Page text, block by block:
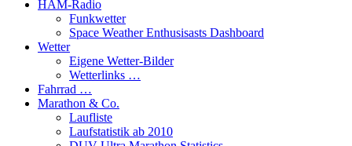
HAM-Radio
Funkwetter
Space Weather Enthusisasts Dashboard
Wetter
Eigene Wetter-Bilder
Wetterlinks …
Fahrrad …
Marathon & Co.
Laufliste
Laufstatistik ab 2010